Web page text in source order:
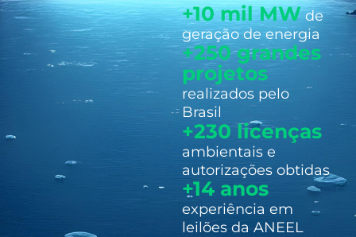
+10 mil MWde
geração de energia
+250 grandes
projetos
realizados pelo
Brasil
+230 licenças
ambientais e
autorizações obtidas
+14 anos
experiência em
leilões da ANEEL